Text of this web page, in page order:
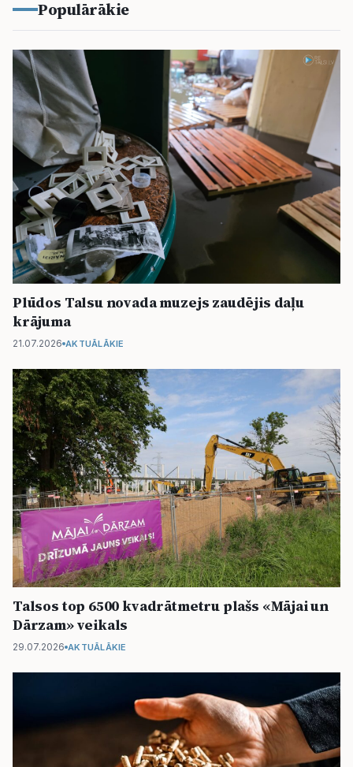
Populārākie
Plūdos Talsu novada muzejs zaudējis daļu
krājuma
21.07.2026 AKTUĀLĀKIE
Talsos top 6500 kvadrātmetru plašs «Mājai un
Dārzam» veikals
29.07.2026 AKTUĀLĀKIE